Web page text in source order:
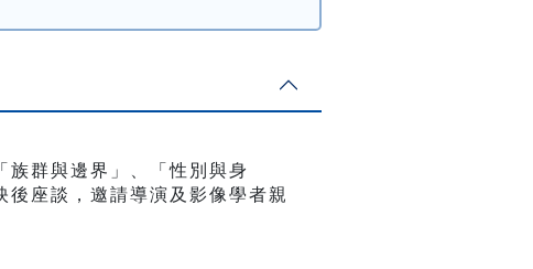
族群與邊界」、「性別與身
座談，邀請導演及影像學者親